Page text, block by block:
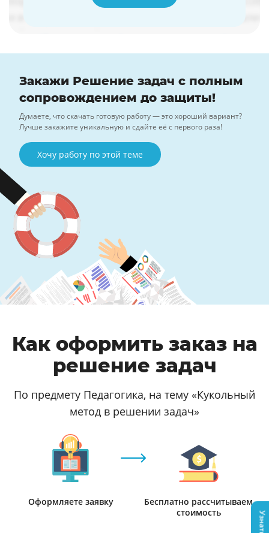
Закажи Решение задач с полным
сопровождением до защиты!
Думаете, что скачать готовую работу — это хороший вариант?
Лучше закажите уникальную и сдайте её с первого раза!
Хочу работу по этой теме
Как оформить заказ на
решение задач
По предмету Педагогика, на тему «Кукольный
метод в решении задач»
Оформляете заявку
Бесплатно рассчитываем
стоимость